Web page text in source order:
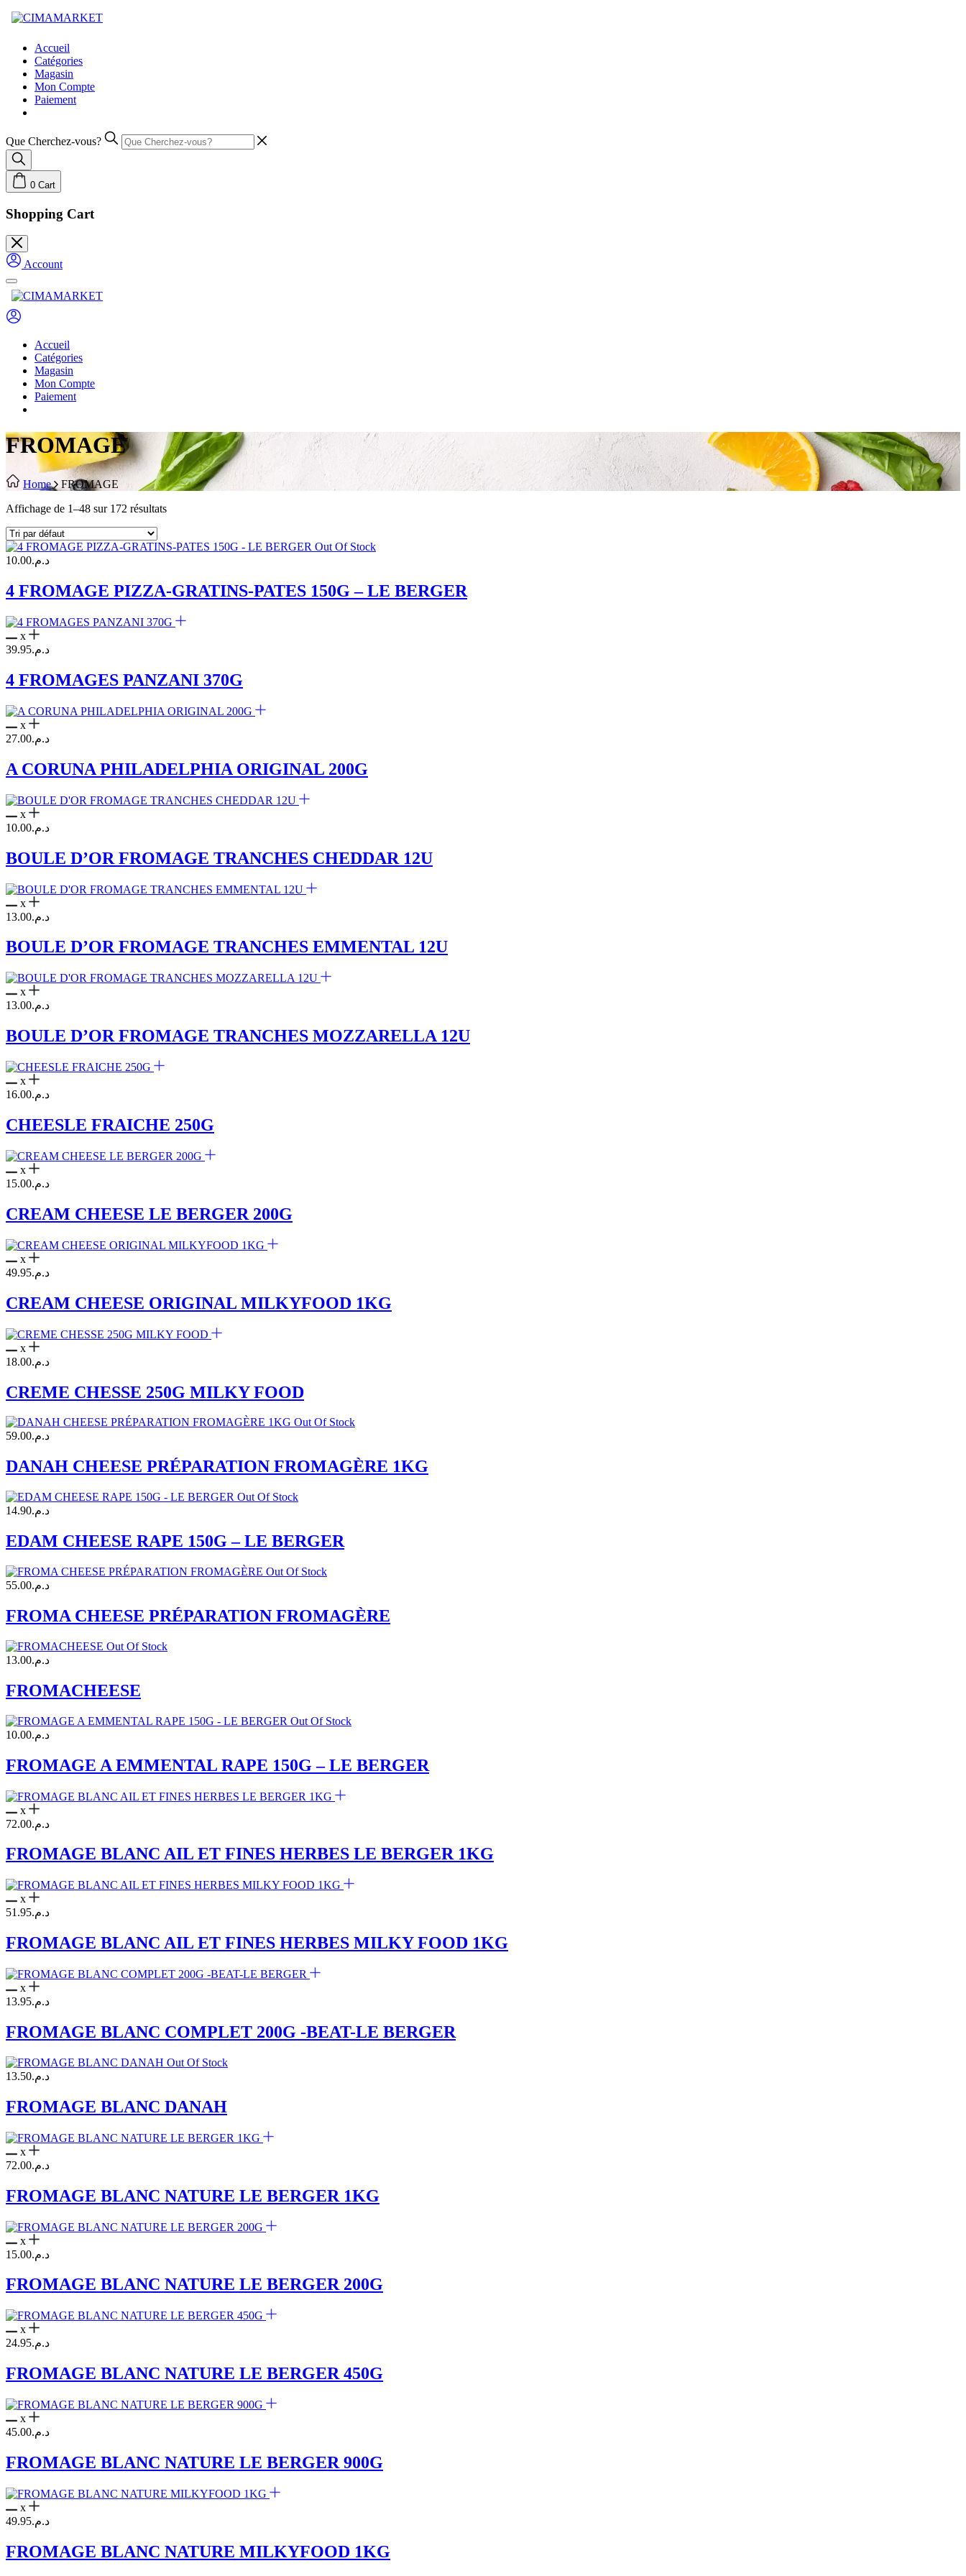
Skip
to
Accueil
Catégories
Magasin
Mon Compte
Paiement
Que Cherchez-vous?
0 Cart
Shopping Cart
Account
Accueil
Catégories
Magasin
Mon Compte
Paiement
FROMAGE
Home
FROMAGE
Affichage de 1–48 sur 172 résultats
Out Of Stock
د.م.10.00
4 FROMAGE PIZZA-GRATINS-PATES 150G – LE BERGER
x
د.م.39.95
4 FROMAGES PANZANI 370G
x
د.م.27.00
A CORUNA PHILADELPHIA ORIGINAL 200G
x
د.م.10.00
BOULE D’OR FROMAGE TRANCHES CHEDDAR 12U
x
د.م.13.00
BOULE D’OR FROMAGE TRANCHES EMMENTAL 12U
x
د.م.13.00
BOULE D’OR FROMAGE TRANCHES MOZZARELLA 12U
x
د.م.16.00
CHEESLE FRAICHE 250G
x
د.م.15.00
CREAM CHEESE LE BERGER 200G
x
د.م.49.95
CREAM CHEESE ORIGINAL MILKYFOOD 1KG
x
د.م.18.00
CREME CHESSE 250G MILKY FOOD
Out Of Stock
د.م.59.00
DANAH CHEESE PRÉPARATION FROMAGÈRE 1KG
Out Of Stock
د.م.14.90
EDAM CHEESE RAPE 150G – LE BERGER
Out Of Stock
د.م.55.00
FROMA CHEESE PRÉPARATION FROMAGÈRE
Out Of Stock
د.م.13.00
FROMACHEESE
Out Of Stock
د.م.10.00
FROMAGE A EMMENTAL RAPE 150G – LE BERGER
x
د.م.72.00
FROMAGE BLANC AIL ET FINES HERBES LE BERGER 1KG
x
د.م.51.95
FROMAGE BLANC AIL ET FINES HERBES MILKY FOOD 1KG
x
د.م.13.95
FROMAGE BLANC COMPLET 200G -BEAT-LE BERGER
Out Of Stock
د.م.13.50
FROMAGE BLANC DANAH
x
د.م.72.00
FROMAGE BLANC NATURE LE BERGER 1KG
x
د.م.15.00
FROMAGE BLANC NATURE LE BERGER 200G
x
د.م.24.95
FROMAGE BLANC NATURE LE BERGER 450G
x
د.م.45.00
FROMAGE BLANC NATURE LE BERGER 900G
x
د.م.49.95
FROMAGE BLANC NATURE MILKYFOOD 1KG